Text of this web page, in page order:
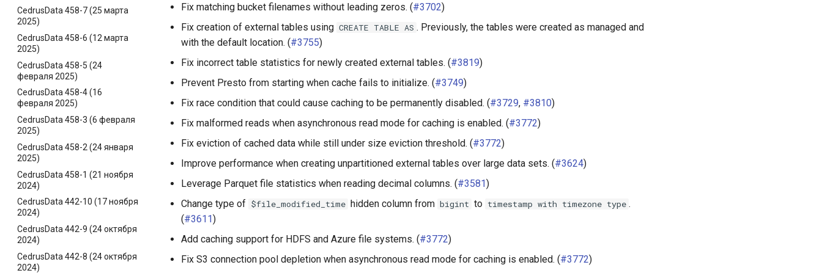
CedrusData 458-7 (25 марта
2025)
CedrusData 458-6 (12 марта
2025)
CedrusData 458-5 (24
февраля 2025)
CedrusData 458-4 (16
февраля 2025)
CedrusData 458-3 (6 февраля
2025)
CedrusData 458-2 (24 января
2025)
CedrusData 458-1 (21 ноября
2024)
CedrusData 442-10 (17 ноября
2024)
CedrusData 442-9 (24 октября
2024)
CedrusData 442-8 (24 октября
2024)
Fix matching bucket filenames without leading zeros. (#3702)
Fix creation of external tables using CREATE TABLE AS . Previously, the tables were created as managed and
with the default location. (#3755)
Fix incorrect table statistics for newly created external tables. (#3819)
Prevent Presto from starting when cache fails to initialize. (#3749)
Fix race condition that could cause caching to be permanently disabled. (#3729, #3810)
Fix malformed reads when asynchronous read mode for caching is enabled. (#3772)
Fix eviction of cached data while still under size eviction threshold. (#3772)
Improve performance when creating unpartitioned external tables over large data sets. (#3624)
Leverage Parquet file statistics when reading decimal columns. (#3581)
Change type of $file_modified_time hidden column from bigint to timestamp with timezone type .
(#3611)
Add caching support for HDFS and Azure file systems. (#3772)
Fix S3 connection pool depletion when asynchronous read mode for caching is enabled. (#3772)